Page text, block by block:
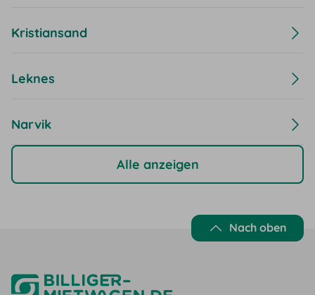
Kristiansand
Leknes
Narvik
Alle anzeigen
Nach oben